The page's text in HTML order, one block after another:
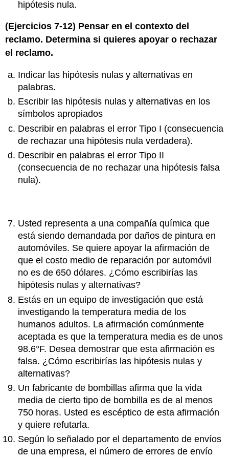
hipótesis nula.
(Ejercicios 7‐12) Pensar en el contexto del
reclamo. Determina si quieres apoyar o rechazar
el reclamo.
Indicar las hipótesis nulas y alternativas en
palabras.
Escribir las hipótesis nulas y alternativas en los
símbolos apropiados
Describir en palabras el error Tipo I (consecuencia
de rechazar una hipótesis nula verdadera).
Describir en palabras el error Tipo II
(consecuencia de no rechazar una hipótesis falsa
nula).
Usted representa a una compañía química que
está siendo demandada por daños de pintura en
automóviles. Se quiere apoyar la afirmación de
que el costo medio de reparación por automóvil
no es de 650 dólares. ¿Cómo escribirías las
hipótesis nulas y alternativas?
Estás en un equipo de investigación que está
investigando la temperatura media de los
humanos adultos. La afirmación comúnmente
aceptada es que la temperatura media es de unos
98.6°F. Desea demostrar que esta afirmación es
falsa. ¿Cómo escribirías las hipótesis nulas y
alternativas?
Un fabricante de bombillas afirma que la vida
media de cierto tipo de bombilla es de al menos
750 horas. Usted es escéptico de esta afirmación
y quiere refutarla.
Según lo señalado por el departamento de envíos
de una empresa, el número de errores de envío